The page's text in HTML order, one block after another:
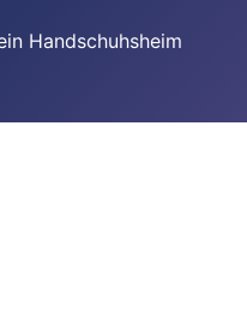
Handschuhsheim